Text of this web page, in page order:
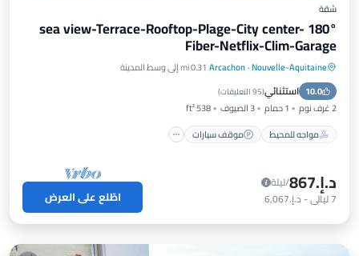
شقة
180° sea view-Terrace-Rooftop-Plage-City center-
Fiber-Netflix-Clim-Garage
Nouvelle-Aquitaine
·
Arcachon 0.31 mi إلى وسط المدينة
10.0 استثنائي(95 التعليقات )
2 غرف نوم 1 حمام 3 الضيوف
538 ft²
مواجه للمحيط
موقف سيارات
مواجه للمحيط
موقف سيارات
إطلالة على المحيط
د.إ.‏867
/ليلة
7ليالي- د.إ.‏6,067 اطّلع على العرض